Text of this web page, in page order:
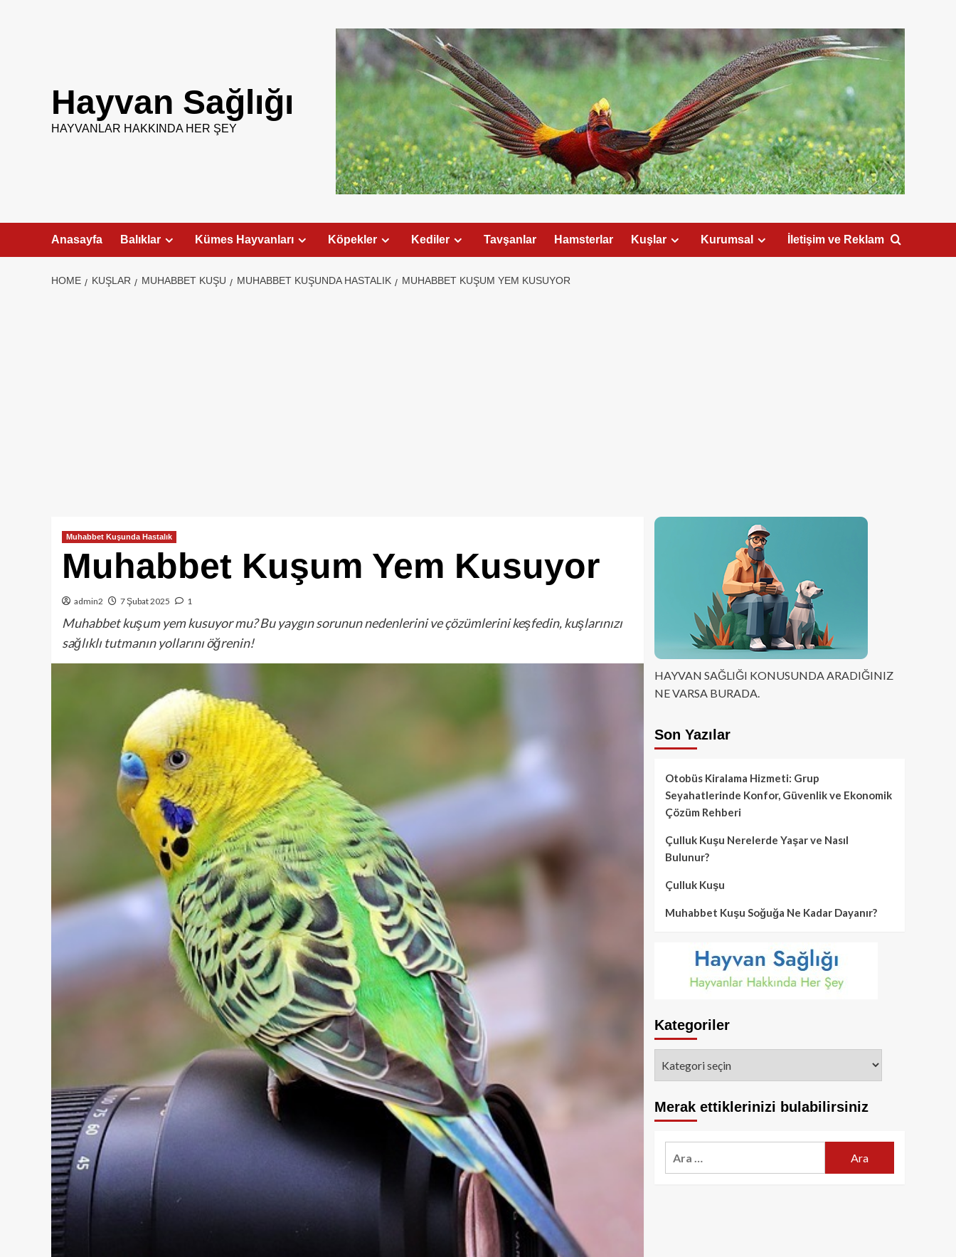
Hayvan Sağlığı
HAYVANLAR HAKKINDA HER ŞEY
Anasayfa Balıklar Kümes Hayvanları Köpekler Kediler Tavşanlar Hamsterlar Kuşlar Kurumsal İletişim ve Reklam
HOME KUŞLAR MUHABBET KUŞU MUHABBET KUŞUNDA HASTALIK MUHABBET KUŞUM YEM KUSUYOR
Muhabbet Kuşunda Hastalık
Muhabbet Kuşum Yem Kusuyor
admin2 7 Şubat 2025 1
Muhabbet kuşum yem kusuyor mu? Bu yaygın sorunun nedenlerini ve çözümlerini keşfedin, kuşlarınızı
sağlıklı tutmanın yollarını öğrenin!
HAYVAN SAĞLIĞI KONUSUNDA ARADIĞINIZ
NE VARSA BURADA.
Son Yazılar
Otobüs Kiralama Hizmeti: Grup
Seyahatlerinde Konfor, Güvenlik ve Ekonomik
Çözüm Rehberi
Çulluk Kuşu Nerelerde Yaşar ve Nasıl
Bulunur?
Çulluk Kuşu
Muhabbet Kuşu Soğuğa Ne Kadar Dayanır?
Kategoriler
Merak ettiklerinizi bulabilirsiniz